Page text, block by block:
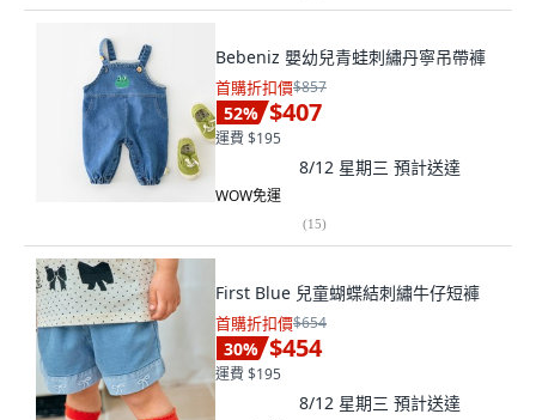
Bebeniz 嬰幼兒青蛙刺繡丹寧吊帶褲
首購折扣價$857
52% $407
運費 $195
8/12 星期三 預計送達
WOW免運
(15)
First Blue 兒童蝴蝶結刺繡牛仔短褲
首購折扣價$654
30% $454
運費 $195
8/12 星期三 預計送達